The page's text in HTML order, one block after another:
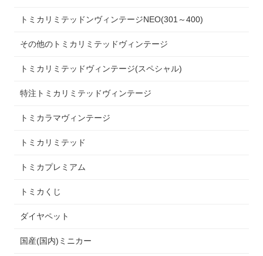
トミカリミテッドンヴィンテージNEO(301～400)
その他のトミカリミテッドヴィンテージ
トミカリミテッドヴィンテージ(スペシャル)
特注トミカリミテッドヴィンテージ
トミカラマヴィンテージ
トミカリミテッド
トミカプレミアム
トミカくじ
ダイヤペット
国産(国内)ミニカー